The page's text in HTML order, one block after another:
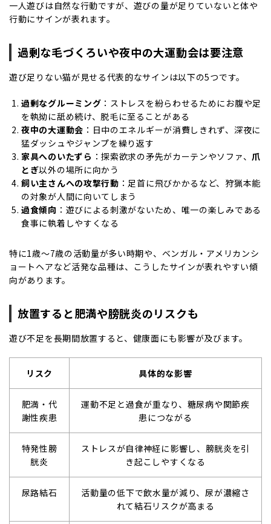
一人遊びは自然な行動ですが、遊びの量が足りていないと体や
行動にサインが表れます。
過剰な毛づくろいや夜中の大運動会は要注意
遊び足りない猫が見せる代表的なサインは以下の5つです。
過剰なグルーミング ：ストレスを紛らわせるためにお腹や足
を執拗に舐め続け、脱毛に至ることがある
夜中の大運動会 ：日中のエネルギーが消費しきれず、深夜に
猛ダッシュやジャンプを繰り返す
家具へのいたずら ：探索欲求の矛先がカーテンやソファ、爪
とぎ以外の場所に向かう
飼い主さんへの攻撃行動 ：足首に飛びかかるなど、狩猟本能
の対象が人間に向いてしまう
過食傾向 ：遊びによる刺激がないため、唯一の楽しみである
食事に執着しやすくなる
特に1歳〜7歳の活動量が多い時期や、ベンガル・アメリカンシ
ョートヘアなど活発な品種は、こうしたサインが表れやすい傾
向があります。
放置すると肥満や膀胱炎のリスクも
遊び不足を長期間放置すると、健康面にも影響が及びます。
リスク 具体的な影響
肥満・代
謝性疾患
運動不足と過食が重なり、糖尿病や関節疾
患につながる
特発性膀
胱炎
ストレスが自律神経に影響し、膀胱炎を引
き起こしやすくなる
尿路結石
活動量の低下で飲水量が減り、尿が濃縮さ
れて結石リスクが高まる